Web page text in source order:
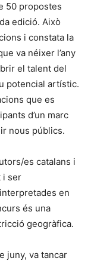
50 propostes
edició. Això
i constata la
va néixer l’any
el talent del
potencial artístic.
que es
d’un marc
nous públics.
es catalans i
i ser
en
és una
geogràfica.
juny, va tancar